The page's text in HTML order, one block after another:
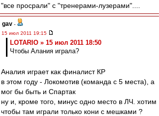
"все просрали" с "тренерами-лузерами"....
gav -
15 июл 2011 19:15
LOTARIO » 15 июл 2011 18:50
Чтобы Алания играла?
Аналия играет как финалист КР
в этом году - Локомотив (команда с 5 места), а
мог бы быть и Спартак
ну и, кроме того, минус одно место в ЛЧ. хотим
чтобы там играли только кони с мешками ?